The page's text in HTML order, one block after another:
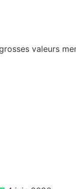
valeurs